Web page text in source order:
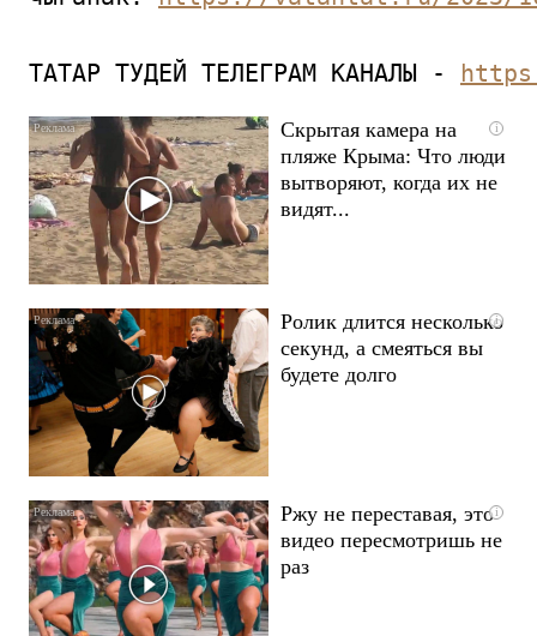
ТАТАР ТУДЕЙ ТЕЛЕГРАМ КАНАЛЫ -
i
Скрытая камера на
пляже Крыма: Что люди
вытворяют, когда их не
видят...
i
Ролик длится несколько
секунд, а смеяться вы
будете долго
i
Ржу не переставая, это
видео пересмотришь не
раз